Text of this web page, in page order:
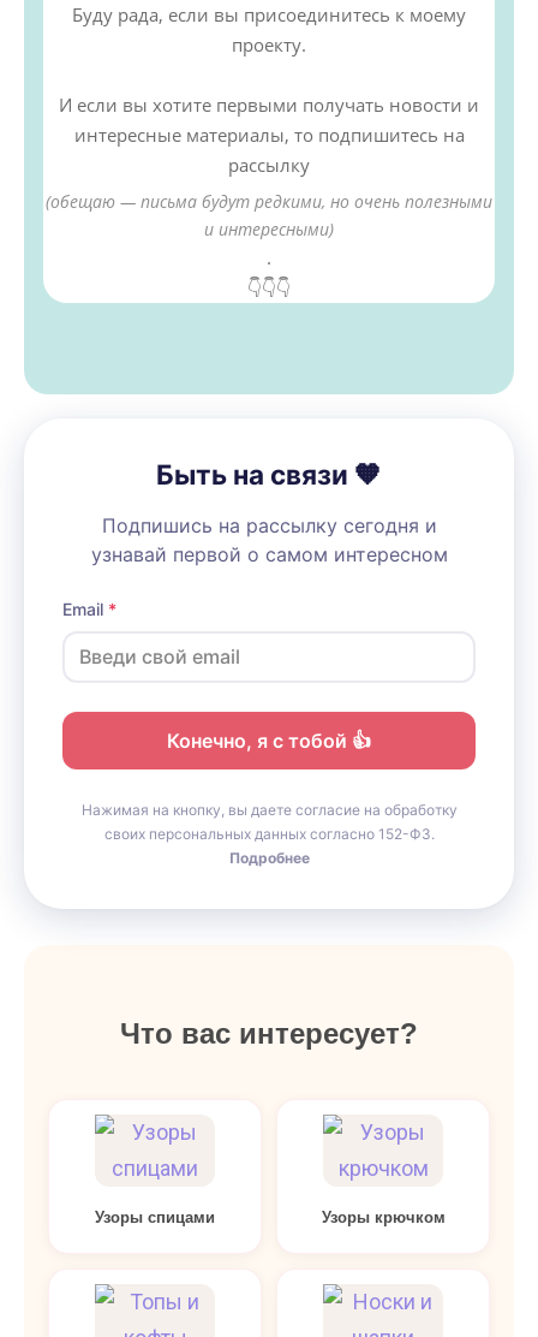
Буду рада, если вы присоединитесь к моему
проекту.
И если вы хотите первыми получать новости и
интересные материалы, то подпишитесь на
рассылку
(обещаю — письма будут редкими, но очень полезными
и интересными)
.
👇👇👇
Быть на связи 🧡
Подпишись на рассылку сегодня и
узнавай первой о самом интересном
Email
Конечно, я с тобой 👍
Нажимая на кнопку, вы даете согласие на обработку
своих персональных данных согласно 152-ФЗ.
Подробнее
Что вас интересует?
Узоры спицами Узоры крючком